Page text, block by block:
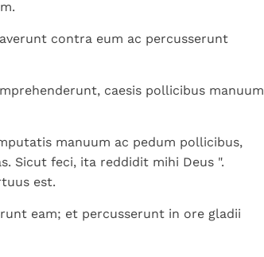
contra eum ac percusserunt
caesis pollicibus manuum
manuum ac pedum pollicibus,
Sicut feci, ita reddidit mihi Deus ".
est.
eam; et percusserunt in ore gladii